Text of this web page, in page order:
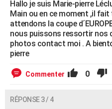
Hallo je suis Marie-pierre
Main ou en ce moment ,il
attendons la coupe
nous puissons ressortir nos
photos contact moi . A
pierre
Commenter 0
RÉPONSE 3 / 4